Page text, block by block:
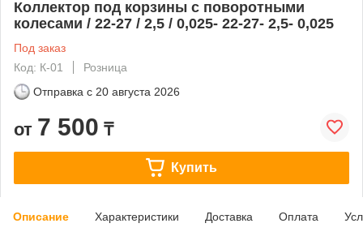
Коллектор под корзины с поворотными
колесами / 22-27 / 2,5 / 0,025- 22-27- 2,5- 0,025
Под заказ
Код: К-01
Розница
Отправка с 20 августа 2026
от 7 500 ₸
Купить
Описание Характеристики Доставка Оплата